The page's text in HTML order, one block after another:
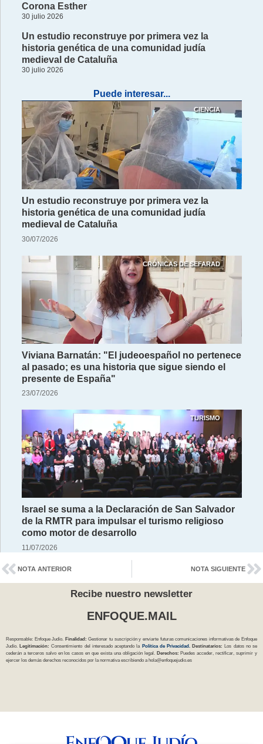
Corona Esther
30 julio 2026
Un estudio reconstruye por primera vez la
historia genética de una comunidad judía
medieval de Cataluña
30 julio 2026
Puede interesar...
CIENCIA
Un estudio reconstruye por primera vez la
historia genética de una comunidad judía
medieval de Cataluña
30/07/2026
CRÓNICAS DE SEFARAD
Viviana Barnatán: "El judeoespañol no pertenece
al pasado; es una historia que sigue siendo el
presente de España"
23/07/2026
TURISMO
Israel se suma a la Declaración de San Salvador
de la RMTR para impulsar el turismo religioso
como motor de desarrollo
11/07/2026
NOTA ANTERIOR NOTA SIGUIENTE
Recibe nuestro newsletter
ENFOQUE.MAIL
Responsable: Enfoque Judío. Finalidad: Gestionar tu suscripción y enviarte futuras comunicaciones informativas de Enfoque
Judío. Legitimación: Consentimiento del interesado aceptando la Política de Privacidad . Destinatarios: Los datos no se
cederán a terceros salvo en los casos en que exista una obligación legal. Derechos: Puedes acceder, rectificar, suprimir y
ejercer los demás derechos reconocidos por la normativa escribiendo a hola@enfoquejudio.es